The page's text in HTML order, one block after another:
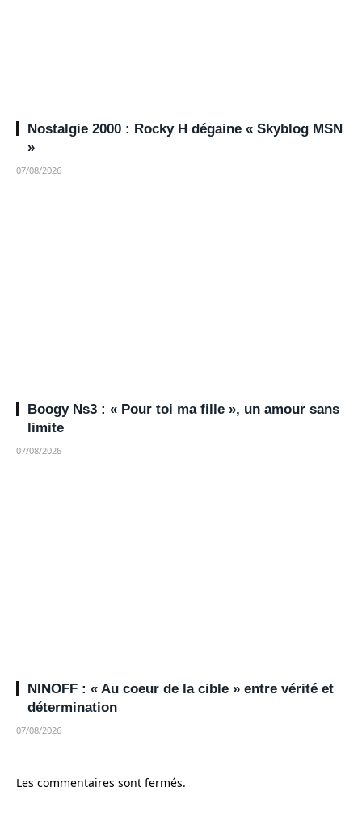
Nostalgie 2000 : Rocky H dégaine « Skyblog MSN
»
07/08/2026
Boogy Ns3 : « Pour toi ma fille », un amour sans
limite
07/08/2026
NINOFF : « Au coeur de la cible » entre vérité et
détermination
07/08/2026
Les commentaires sont fermés.